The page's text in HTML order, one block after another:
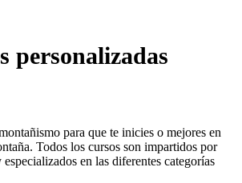
personalizadas
para que te inicies o mejores en
Todos los cursos son impartidos por
en las diferentes categorías